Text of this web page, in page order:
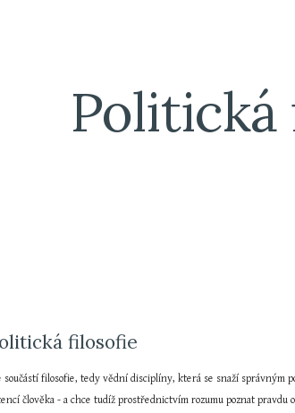
filosofie
součástí filosofie, tedy vědní disciplíny, která se snaží správným
člověka - a chce tudíž prostřednictvím rozumu poznat pravdu